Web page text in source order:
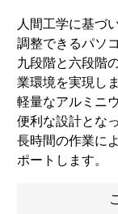
人間工学に基づ
調整できるパソ
九段階と六段階
業環境を実現しま
軽量なアルミニ
便利な設計とな
長時間の作業に
ポートします。